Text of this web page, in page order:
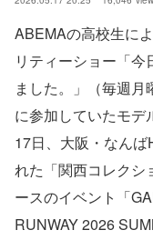
ABEMAの高校生に
リティーショー「今
ました。」（毎週月
に参加していたモデ
17日、大阪・なんば
れた「関西コレクシ
ースのイベント「
RUNWAY 2026